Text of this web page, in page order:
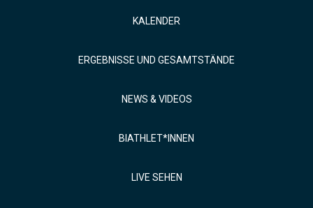
KALENDER
ERGEBNISSE UND GESAMTSTÄNDE
NEWS & VIDEOS
BIATHLET*INNEN
LIVE SEHEN